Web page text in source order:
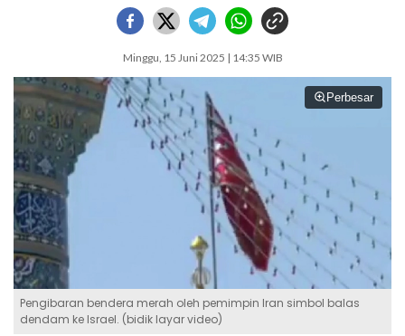
Minggu, 15 Juni 2025 | 14:35 WIB
Perbesar
Pengibaran bendera merah oleh pemimpin Iran simbol balas
dendam ke Israel. (bidik layar video)